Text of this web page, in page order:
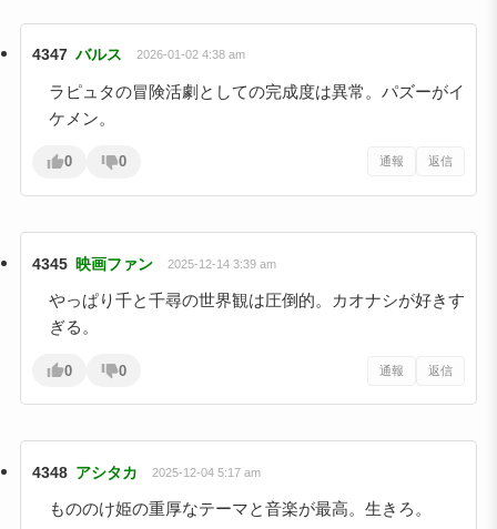
4347 バルス 2026-01-02 4:38 am
ラピュタの冒険活劇としての完成度は異常。パズーがイ
ケメン。
0 0 通報 返信
4345 映画ファン 2025-12-14 3:39 am
やっぱり千と千尋の世界観は圧倒的。カオナシが好きす
ぎる。
0 0 通報 返信
4348 アシタカ 2025-12-04 5:17 am
もののけ姫の重厚なテーマと音楽が最高。生きろ。